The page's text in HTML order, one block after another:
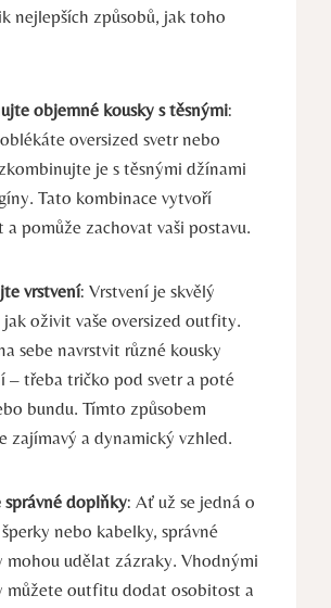
nejlepších způsobů, jak toho
objemné kousky s těsnými:
oversized svetr nebo
je s těsnými džínami
Tato kombinace vytvoří
a pomůže zachovat vaši postavu.
vrstvení: Vrstvení je skvělý
jak oživit vaše oversized outfity.
sebe navrstvit různé kousky
– třeba tričko pod svetr a poté
bundu. Tímto způsobem
zajímavý a dynamický vzhled.
správné doplňky: Ať už se jedná o
nebo kabelky, správné
mohou udělat zázraky. Vhodnými
můžete outfitu dodat osobitost a